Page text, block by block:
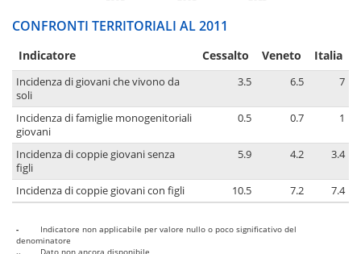
CONFRONTI TERRITORIALI AL 2011
Indicatore Cessalto Veneto Italia
Incidenza di giovani che vivono da
soli
3.5 6.5 7
Incidenza di famiglie monogenitoriali
giovani
0.5 0.7 1
Incidenza di coppie giovani senza
figli
5.9 4.2 3.4
Incidenza di coppie giovani con figli 10.5 7.2 7.4
-
Indicatore non applicabile per valore nullo o poco significativo del
denominatore